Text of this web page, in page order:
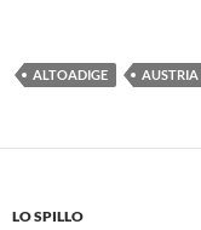
ALTOADIGE AUSTRIA
LO SPILLO